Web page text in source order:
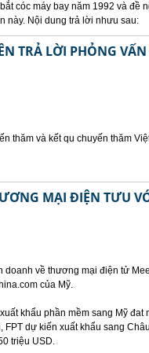
cóc máy bay năm 1992 và đề
này. Nội dung trả lời nhưu sau:
TRẢ LỜI PHỎNG
thăm và kết qu chuyến thăm
MẠI ĐIỆN TƯU
doanh về thương mại điện tử
của Mỹ.
khẩu phần mềm sang Mỹ
FPT dự kiến xuất khẩu sang Châu
triệu USD.